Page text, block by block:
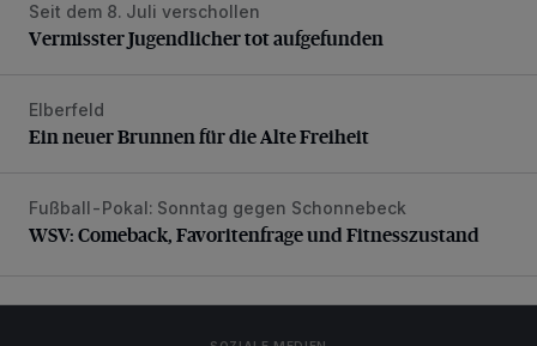
Vermisster Jugendlicher tot aufgefunden
Seit dem 8. Juli verschollen
Vermisster Jugendlicher tot aufgefunden
Ein neuer Brunnen für die Alte Freiheit
Elberfeld
Ein neuer Brunnen für die Alte Freiheit
WSV: Comeback, Favoritenfrage und Fitnesszustand
Fußball-Pokal: Sonntag gegen Schonnebeck
WSV: Comeback, Favoritenfrage und Fitnesszustand